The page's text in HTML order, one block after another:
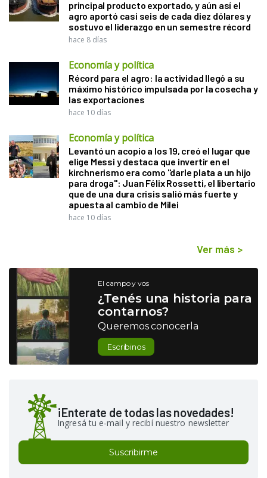
principal producto exportado, y aún así el
agro aportó casi seis de cada diez dólares y
sostuvo el liderazgo en un semestre récord
hace 8 días
Economía y política
Récord para el agro: la actividad llegó a su
máximo histórico impulsada por la cosecha y
las exportaciones
hace 10 días
Economía y política
Levantó un acopio a los 19, creó el lugar que
elige Messi y destaca que invertir en el
kirchnerismo era como "darle plata a un hijo
para droga": Juan Félix Rossetti, el libertario
que de una dura crisis salió más fuerte y
apuesta al cambio de Milei
hace 10 días
Ver más >
El campo y vos
¿Tenés una historia para
contarnos?
Queremos conocerla
Escribinos
¡Enterate de todas las novedades!
Ingresá tu e-mail y recibí nuestro newsletter
Suscribirme